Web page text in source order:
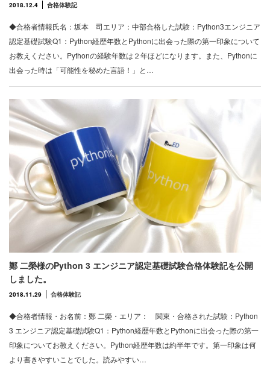
2018.12.4 合格体験記
◆合格者情報氏名：坂本 司エリア：中部合格した試験：Python3エンジニア
認定基礎試験Q1：Python経歴年数とPythonに出会った際の第一印象について
お教えください。Pythonの経験年数は２年ほどになります。また、Pythonに
出会った時は「可能性を秘めた言語！」と…
鄭 二榮様のPython 3 エンジニア認定基礎試験合格体験記を公開
しました。
2018.11.29 合格体験記
◆合格者情報・お名前：鄭 二榮・エリア： 関東・合格された試験：Python
3 エンジニア認定基礎試験Q1：Python経歴年数とPythonに出会った際の第一
印象についてお教えください。Python経歴年数は約半年です。第一印象は何
より書きやすいことでした。読みやすい…